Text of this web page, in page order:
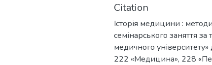
Citation
Історія медицини :
семінарського заняття за
медичного університету»
222 «Медицина», 228